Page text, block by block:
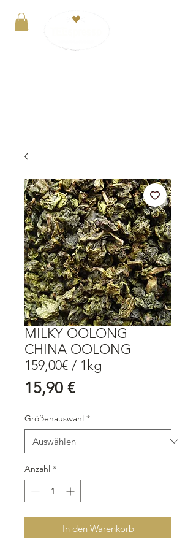
MILKY OOLONG
CHINA OOLONG
159,00€ / 1kg
15,90 €Preis
Größenauswahl *
Anzahl *
In den Warenkorb